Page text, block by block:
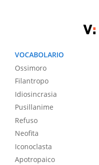
VOCABOLARIO
Ossimoro
Filantropo
Idiosincrasia
Pusillanime
Refuso
Neofita
Iconoclasta
Apotropaico